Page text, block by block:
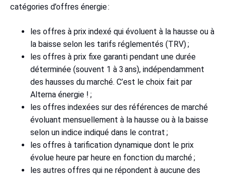
catégories d’offres énergie :
les offres à prix indexé qui évoluent à la hausse ou à
la baisse selon les tarifs réglementés (TRV) ;
les offres à prix fixe garanti pendant une durée
déterminée (souvent 1 à 3 ans), indépendamment
des hausses du marché. C’est le choix fait par
Alterna énergie ! ;
les offres indexées sur des références de marché
évoluant mensuellement à la hausse ou à la baisse
selon un indice indiqué dans le contrat ;
les offres à tarification dynamique dont le prix
évolue heure par heure en fonction du marché ;
les autres offres qui ne répondent à aucune des